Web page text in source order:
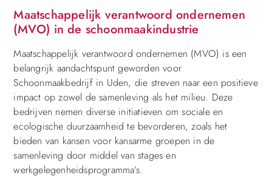
Maatschappelijk verantwoord ondernemen
(MVO) in de schoonmaakindustrie
Maatschappelijk verantwoord ondernemen (MVO) is een
belangrijk aandachtspunt geworden voor
Schoonmaakbedrijf in Uden, die streven naar een positieve
impact op zowel de samenleving als het milieu. Deze
bedrijven nemen diverse initiatieven om sociale en
ecologische duurzaamheid te bevorderen, zoals het
bieden van kansen voor kansarme groepen in de
samenleving door middel van stages en
werkgelegenheidsprogramma’s.